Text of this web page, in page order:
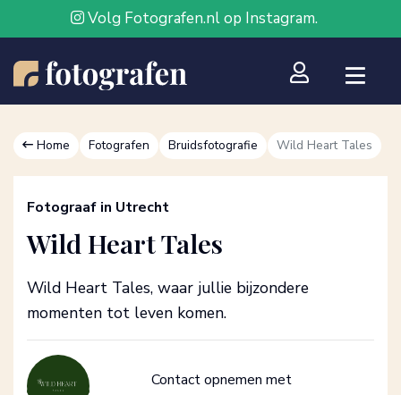
Volg Fotografen.nl op Instagram.
Home Fotografen Bruidsfotografie Wild Heart Tales
Fotograaf in Utrecht
Wild Heart Tales
Wild Heart Tales, waar jullie bijzondere
momenten tot leven komen.
Contact opnemen met